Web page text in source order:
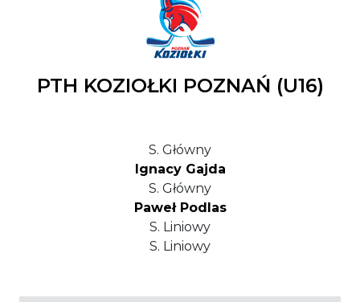
PTH KOZIOŁKI POZNAŃ (U16)
S. Główny
Ignacy Gajda
S. Główny
Paweł Podlas
S. Liniowy
S. Liniowy